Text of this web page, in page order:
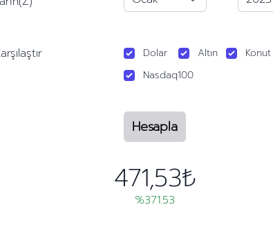
Dolar Altın
Konut
Nasdaq100
Hesapla
471,53₺
%371.53